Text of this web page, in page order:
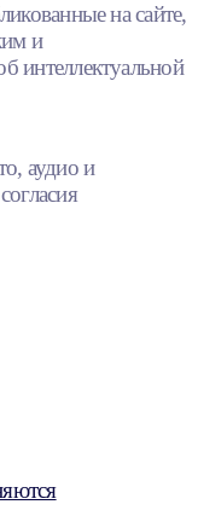
на сайте,
и
интеллектуальной
аудио и